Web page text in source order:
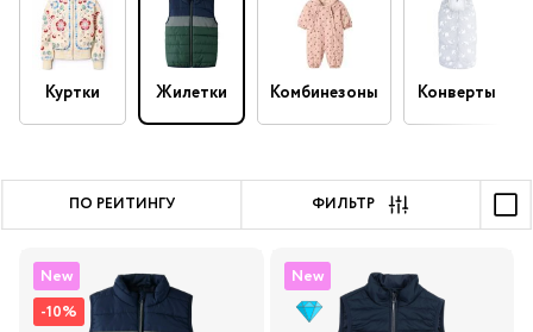
Куртки Жилетки Комбинезоны Конверты
ПО РЕЙТИНГУ ФИЛЬТР
New
-10%
New